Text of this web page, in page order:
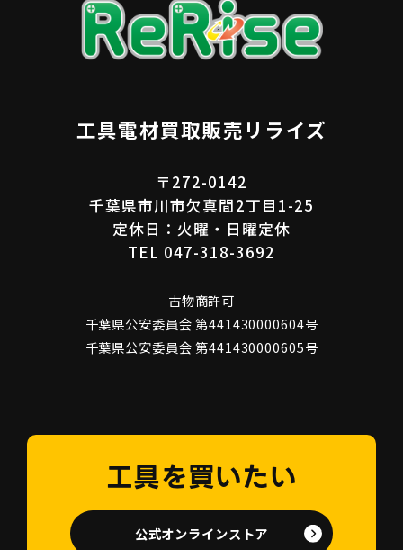
工具電材買取販売リライズ
〒272-0142
千葉県市川市欠真間2丁目1-25
定休日：火曜・日曜定休
TEL 047-318-3692
古物商許可
千葉県公安委員会 第441430000604号
千葉県公安委員会 第441430000605号
工具を買いたい
公式オンラインストア